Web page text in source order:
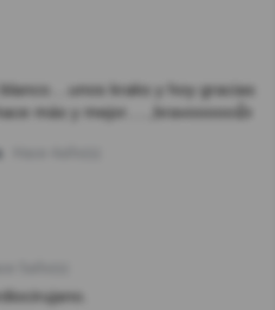
kraks y hoy gracias
más y mejor.....,bravooooo👍